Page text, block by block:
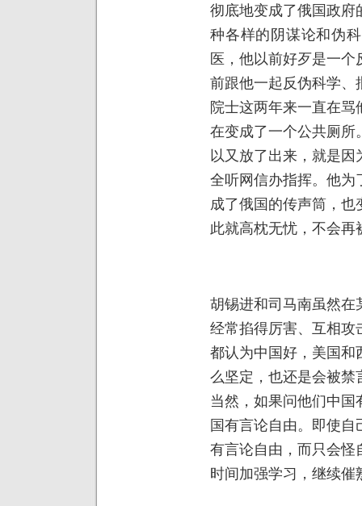
彻底地变成了俄国政府
种各样的阴谋论和伪
医，他以前好歹是一
前跟他一起反伪科学、
院士这两年来一直在
在变成了一个公共厕所
以又放了出来，就是
全听网信办指挥。他为
成了俄国的传声筒，
此就高枕无忧，不会
胡锡进和司马南虽然在
经常掐得厉害、互相攻
都认为中国好，美国和
么坚定，也还是会被禁
当然，如果问他们中
国有言论自由。即使
有言论自由，而只会怪
时间加强学习，继续催